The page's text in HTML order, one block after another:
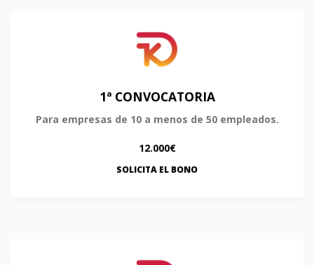
1ª CONVOCATORIA
Para empresas de 10 a menos de 50 empleados.
12.000€
SOLICITA EL BONO